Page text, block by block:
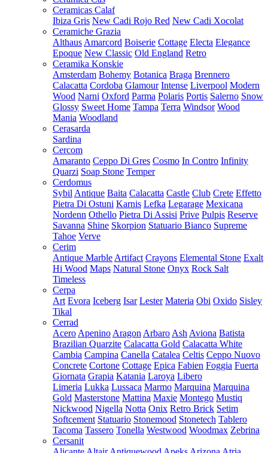
Ceramicas Calaf
Ibiza Gris New Cadi Rojo Red New Cadi Xocolat
Ceramiche Grazia
Althaus Amarcord Boiserie Cottage Electa Elegance
Epoque New Classic Old England Retro
Ceramika Konskie
Amsterdam Bohemy Botanica Braga Brennero
Calacatta Cordoba Glamour Intense Liverpool Modern
Wood Narni Oxford Parma Polaris Portis Salerno Snow
Glossy Sweet Home Tampa Terra Windsor Wood
Mania Woodland
Cerasarda
Sardina
Cercom
Amaranto Ceppo Di Gres Cosmo In Contro Infinity
Quarzi Soap Stone Temper
Cerdomus
Sybil Antique Baita Calacatta Castle Club Crete Effetto
Pietra Di Ostuni Karnis Lefka Legarage Mexicana
Nordenn Othello Pietra Di Assisi Prive Pulpis Reserve
Savanna Shine Skorpion Statuario Bianco Supreme
Tahoe Verve
Cerim
Antique Marble Artifact Crayons Elemental Stone Exalt
Hi Wood Maps Natural Stone Onyx Rock Salt
Timeless
Cerpa
Art Evora Iceberg Isar Lester Materia Obi Oxido Sisley
Tikal
Cerrad
Acero Apenino Aragon Arbaro Ash Aviona Batista
Brazilian Quarzite Calacatta Gold Calacatta White
Cambia Campina Canella Catalea Celtis Ceppo Nuovo
Concrete Cortone Cottage Epica Fabien Foggia Fuerta
Giornata Grapia Katania Laroya Libero
Limeria Lukka Lussaca Marmo Marquina Marquina
Gold Masterstone Mattina Maxie Montego Mustiq
Nickwood Nigella Notta Onix Retro Brick Setim
Softcement Statuario Stonemood Stonetech Tablero
Tacoma Tassero Tonella Westwood Woodmax Zebrina
Cersanit